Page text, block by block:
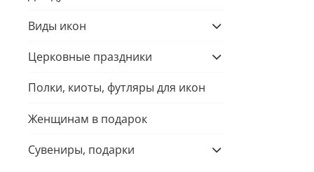
Виды икон
Церковные праздники
Полки, киоты, футляры для икон
Женщинам в подарок
Сувениры, подарки